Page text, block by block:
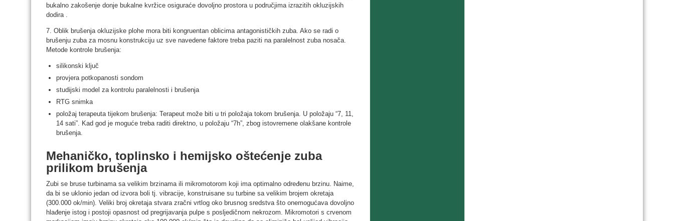
bukalno zakošenje donje bukalne kvržice osiguraće dovoljno prostora u područjima izrazitih okluzijskih
dodira .
7. Oblik brušenja okluzijske plohe mora biti kongruentan oblicima antagonističkih zuba. Ako se radi o
brušenju zuba za mosnu konstrukciju uz sve navedene faktore treba paziti na paralelnost zuba nosača.
Metode kontrole brušenja:
silikonski ključ
provjera potkopanosti sondom
studijski model za kontrolu paralelnosti i brušenja
RTG snimka
položaj terapeuta tijekom brušenja: Terapeut može biti u tri položaja tokom brušenja. U položaju “7, 11,
14 sati”. Kad god je moguće treba raditi direktno, u položaju “7h”, zbog istovremene olakšane kontrole
brušenja.
Mehaničko, toplinsko i hemijsko oštećenje zuba
prilikom brušenja
Zubi se bruse turbinama sa velikim brzinama ili mikromotorom koji ima optimalno određenu brzinu. Naime,
da bi se uklonio jedan od izvora boli tj. vibracije, konstruisane su turbine sa velikim brojem okretaja
(300.000 ok/min). Veliki broj okretaja stvara zračni vrtlog oko brusnog sredstva što onemogućava dovoljno
hlađenje istog i postoji opasnost od pregrijavanja pulpe s posljedičnom nekrozom. Mikromotori s crvenom